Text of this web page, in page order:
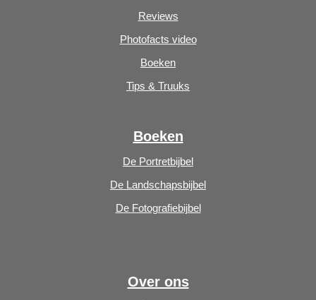
Reviews
Photofacts video
Boeken
Tips & Truuks
Boeken
De Portretbijbel
De Landschapsbijbel
De Fotografiebijbel
Over ons